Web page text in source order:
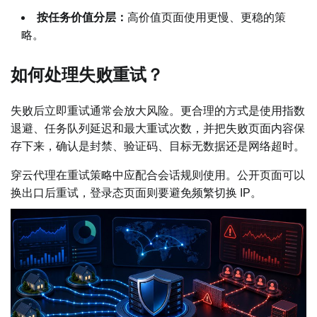
按任务价值分层： 高价值页面使用更慢、更稳的策
略。
如何处理失败重试？
失败后立即重试通常会放大风险。更合理的方式是使用指数
退避、任务队列延迟和最大重试次数，并把失败页面内容保
存下来，确认是封禁、验证码、目标无数据还是网络超时。
穿云代理在重试策略中应配合会话规则使用。公开页面可以
换出口后重试，登录态页面则要避免频繁切换 IP。